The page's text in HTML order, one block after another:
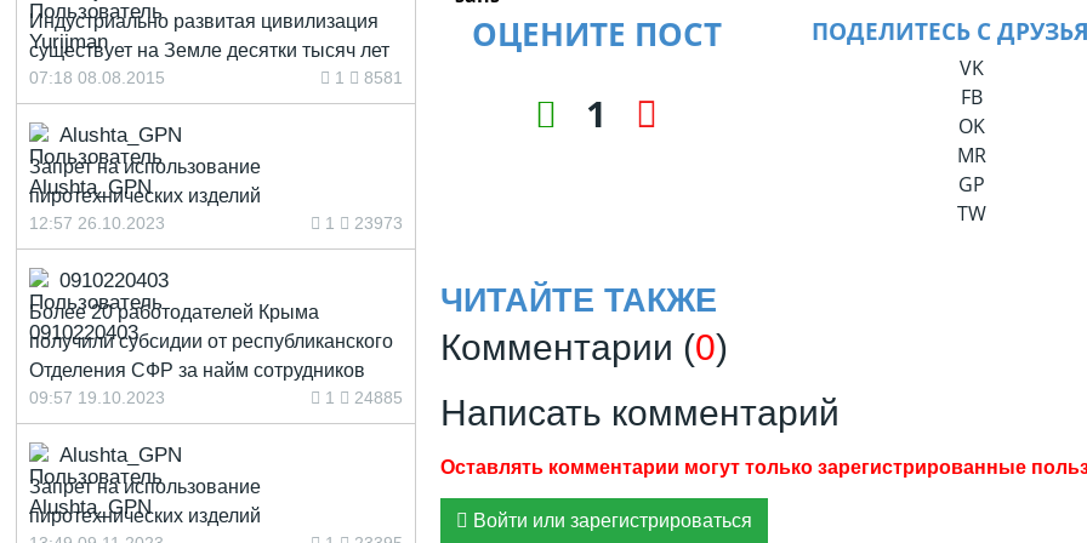
ОЦЕНИТЕ ПОСТ
1
ПОДЕЛИТЕСЬ С
VK
FB
OK
MR
GP
TW
ЧИТАЙТЕ ТАКЖЕ
Комментарии (0)
Написать комментарий
Войти или зарегистрироваться
Индустриально развитая цивилизация
существует на Земле десятки тысяч лет
07:18 08.08.2015 1 8581
Alushta_GPN
Запрет на использование
пиротехнических изделий
12:57 26.10.2023 1 23973
0910220403
Более 20 работодателей Крыма
получили субсидии от республиканского
Отделения СФР за найм сотрудников
09:57 19.10.2023 1 24885
Alushta_GPN
Запрет на использование
пиротехнических изделий